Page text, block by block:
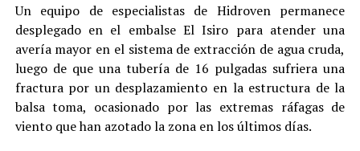
Un equipo de especialistas de Hidroven permanece
desplegado en el embalse El Isiro para atender una
avería mayor en el sistema de extracción de agua cruda,
luego de que una tubería de 16 pulgadas sufriera una
fractura por un desplazamiento en la estructura de la
balsa toma, ocasionado por las extremas ráfagas de
viento que han azotado la zona en los últimos días.